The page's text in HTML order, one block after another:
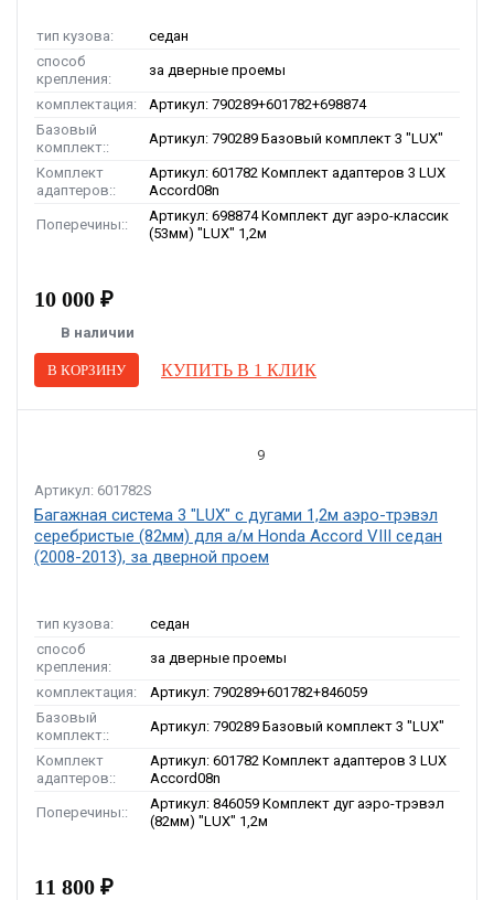
тип кузова:
седан
способ
крепления:
за дверные проемы
комплектация:
Артикул: 790289+601782+698874
Базовый
комплект::
Артикул: 790289 Базовый комплект 3 "LUX"
Комплект
адаптеров::
Артикул: 601782 Комплект адаптеров 3 LUX
Accord08n
Поперечины::
Артикул: 698874 Комплект дуг аэро-классик
(53мм) "LUX" 1,2м
10 000 ₽
В наличии
В КОРЗИНУ КУПИТЬ В 1 КЛИК
9
Артикул: 601782S
Багажная система 3 "LUX" с дугами 1,2м аэро-трэвэл
серебристые (82мм) для а/м Honda Accord VIII седан
(2008-2013), за дверной проем
тип кузова:
седан
способ
крепления:
за дверные проемы
комплектация:
Артикул: 790289+601782+846059
Базовый
комплект::
Артикул: 790289 Базовый комплект 3 "LUX"
Комплект
адаптеров::
Артикул: 601782 Комплект адаптеров 3 LUX
Accord08n
Поперечины::
Артикул: 846059 Комплект дуг аэро-трэвэл
(82мм) "LUX" 1,2м
11 800 ₽